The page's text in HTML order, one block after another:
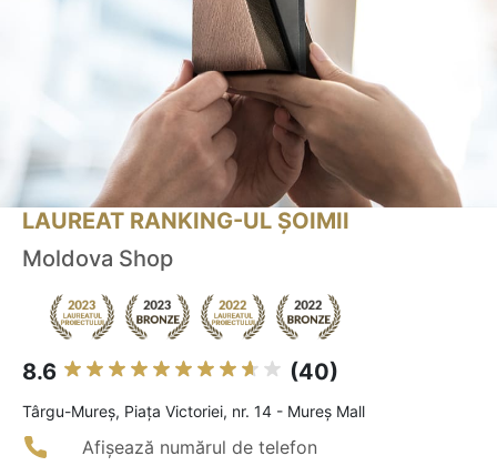
LAUREAT RANKING-UL ȘOIMII
Moldova Shop
8.6 (40)
Târgu-Mureş, Piaţa Victoriei, nr. 14 - Mureş Mall
Afișează numărul de telefon